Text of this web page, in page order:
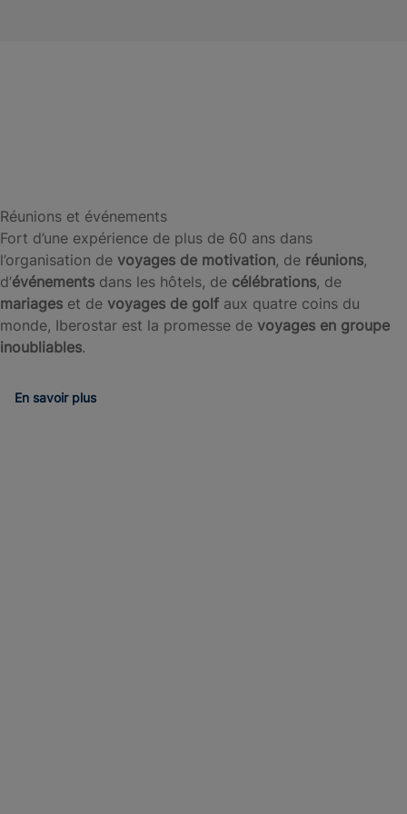
Réunions et événements
Fort d’une expérience de plus de 60 ans dans
l’organisation de voyages de motivation, de réunions,
d’événements dans les hôtels, de célébrations, de
mariages et de voyages de golf aux quatre coins du
monde, Iberostar est la promesse de voyages en groupe
inoubliables.
En savoir plus